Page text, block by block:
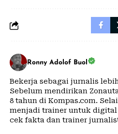
Ronny Adolof Buol
Bekerja sebagai jurnalis
Sebelum mendirikan
8 tahun di Kompas.com.
menjadi trainer untuk
cek fakta dan trainer